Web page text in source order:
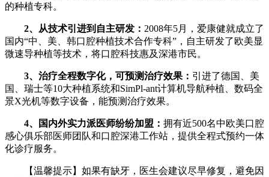
的种植专科。
2、从技术引进到自主研发： 2008年5月，爱康健就成立了
国内“中、美、韩口腔种植技术合作专科”，自主研发了欧美显
微速导种植等技术，将口腔科技惠及深港市民。
3、治疗全程数字化，可预测治疗效果： 引进了德国、美
国、瑞士等10大种植系统和SimPl-ant计算机导航种植、数码全
景X光机等数字设备，能预测治疗效果。
4、国内外实力派医师纷纷加盟： 拥有近500名中欧美口腔
感心俱乐部医师团队和口腔深港工作站，提供全程式预约一体
化诊疗服务。
【温馨提示】如果有缺牙，医生会建议尽早修复，避免因